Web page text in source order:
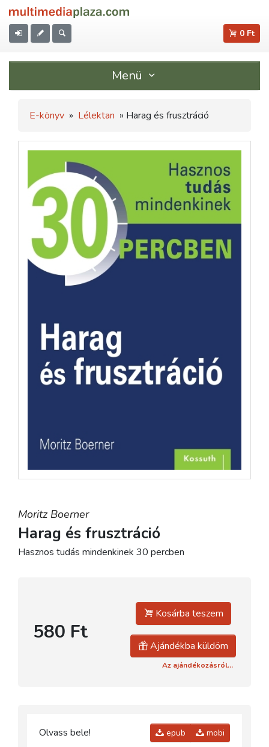
0 Ft
Menü
E-könyv » Lélektan » Harag és frusztráció
Moritz Boerner
Harag és frusztráció
Hasznos tudás mindenkinek 30 percben
580 Ft
Kosárba teszem
Ajándékba küldöm
Az ajándékozásról...
Olvass bele! epub mobi